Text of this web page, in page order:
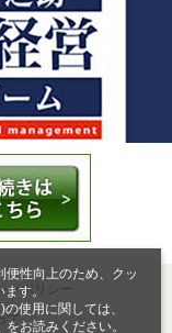
便性向上のため、クッ
す。
使用に関しては、
をお読みください。
ーポリシー
て